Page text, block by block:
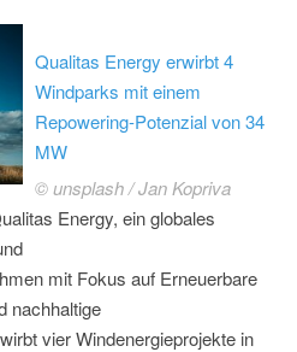
Qualitas Energy erwirbt 4
Windparks mit einem
Repowering-Potenzial von 34
MW
© unsplash / Jan Kopriva
Energy, ein globales
mit Fokus auf Erneuerbare
nachhaltige
vier Windenergieprojekte in